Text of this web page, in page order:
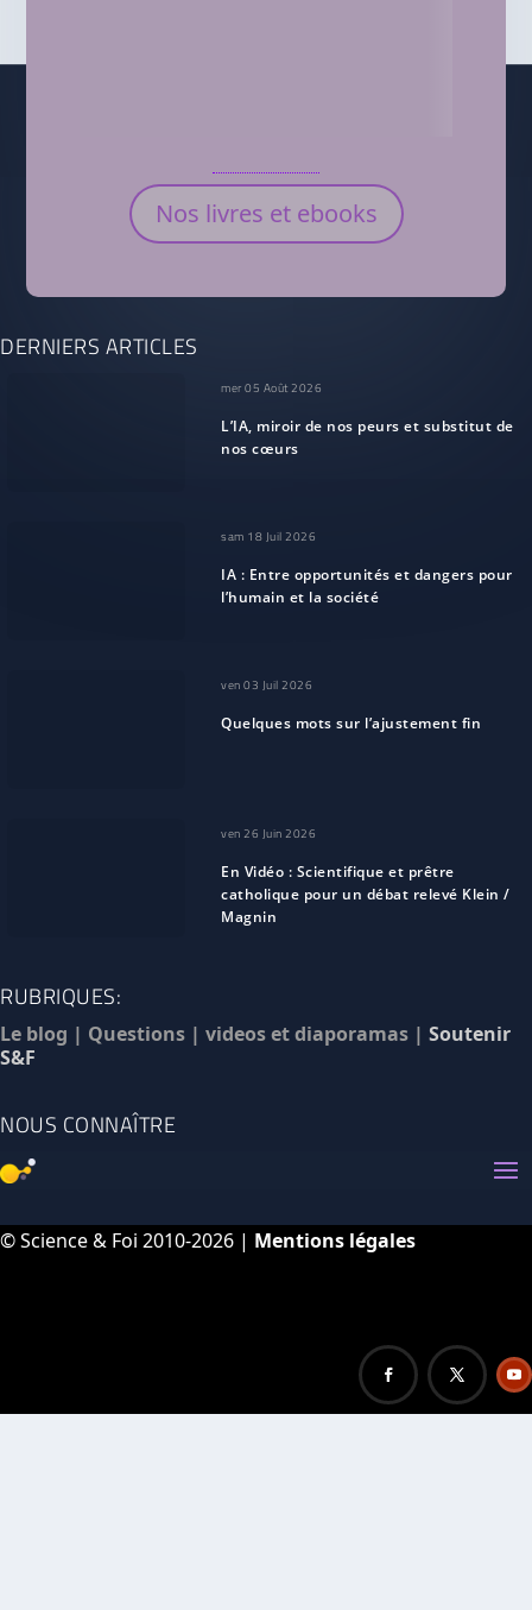
Nos livres et ebooks
DERNIERS ARTICLES
mer 05 Août 2026
L’IA, miroir de nos peurs et substitut de
nos cœurs
sam 18 Juil 2026
IA : Entre opportunités et dangers pour
l’humain et la société
ven 03 Juil 2026
Quelques mots sur l’ajustement fin
ven 26 Juin 2026
En Vidéo : Scientifique et prêtre
catholique pour un débat relevé Klein /
Magnin
RUBRIQUES:
Le blog | Questions | videos et diaporamas | Soutenir
S&F
NOUS CONNAÎTRE
© Science & Foi 2010-2026 | Mentions légales